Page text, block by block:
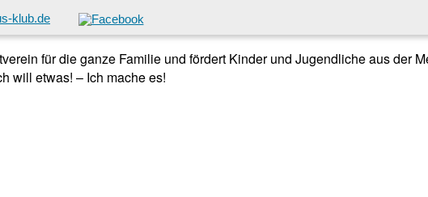
klub.de
für die ganze Familie und fördert Kinder und Jugendliche aus der
will etwas! – Ich mache es!